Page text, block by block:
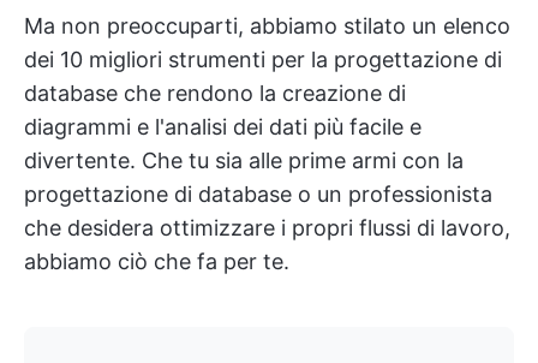
Ma non preoccuparti, abbiamo stilato un elenco
dei 10 migliori strumenti per la progettazione di
database che rendono la creazione di
diagrammi e l'analisi dei dati più facile e
divertente. Che tu sia alle prime armi con la
progettazione di database o un professionista
che desidera ottimizzare i propri flussi di lavoro,
abbiamo ciò che fa per te.